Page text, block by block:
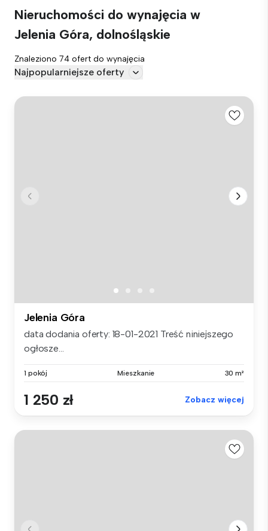
Nieruchomości do wynajęcia w
Jelenia Góra, dolnośląskie
Znaleziono 74 ofert do wynajęcia
Najpopularniejsze oferty
Jelenia Góra
data dodania oferty: 18-01-2021 Treść niniejszego
ogłosze...
1 pokój Mieszkanie 30 m²
1 250 zł Zobacz więcej